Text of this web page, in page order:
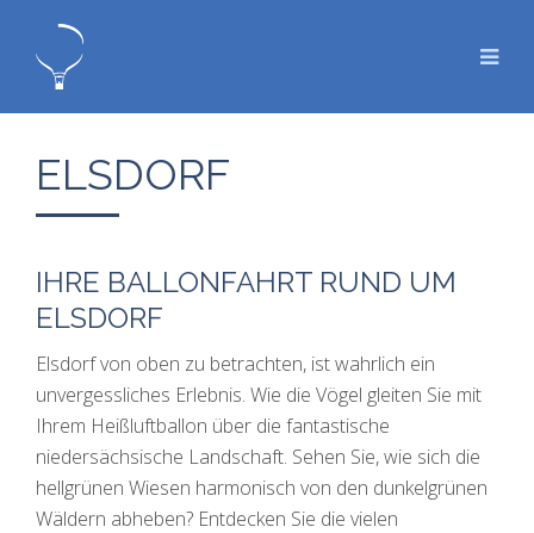
ELSDORF
IHRE BALLONFAHRT RUND UM
ELSDORF
Elsdorf von oben zu betrachten, ist wahrlich ein
unvergessliches Erlebnis. Wie die Vögel gleiten Sie mit
Ihrem Heißluftballon über die fantastische
niedersächsische Landschaft. Sehen Sie, wie sich die
hellgrünen Wiesen harmonisch von den dunkelgrünen
Wäldern abheben? Entdecken Sie die vielen